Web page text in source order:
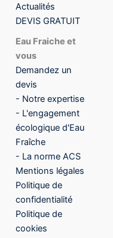
Actualités
DEVIS GRATUIT
Eau Fraiche et
vous
Demandez un
devis
- Notre expertise
- L'engagement
écologique d'Eau
Fraîche
- La norme ACS
Mentions légales
Politique de
confidentialité
Politique de
cookies